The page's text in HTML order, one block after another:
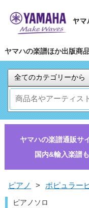
ヤマハの楽譜ほか出版商
ヤマハの楽譜通販サ
国内&輸入楽譜
ピアノ > ポピュラー
ピアノソロ